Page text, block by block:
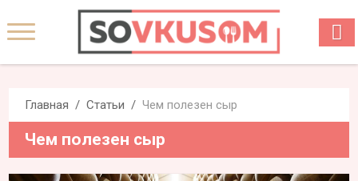
Главная Статьи Чем полезен сыр
Чем полезен сыр